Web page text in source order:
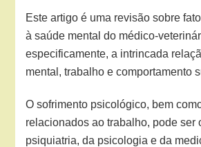
Este artigo é uma revisão sobre
à saúde mental do médico-
especificamente, a intrincada
mental, trabalho e comportamento
O sofrimento psicológico, bem
relacionados ao trabalho, pode ser
psiquiatria, da psicologia e da